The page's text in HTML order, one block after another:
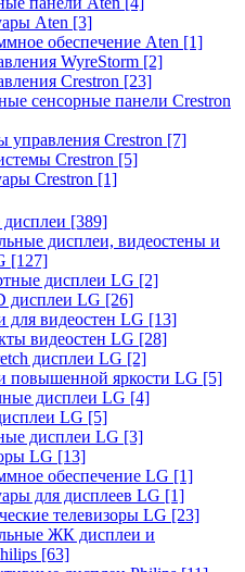
Aten [3]
обеспечение Aten [1]
WyreStorm [2]
Crestron [23]
сенсорные панели Crestron
управления Crestron [7]
Crestron [5]
Crestron [1]
[389]
дисплеи, видеостены и
[127]
дисплеи LG [2]
дисплеи LG [26]
для видеостен LG [13]
видеостен LG [28]
дисплеи LG [2]
повышенной яркости LG [5]
дисплеи LG [4]
LG [5]
дисплеи LG [3]
LG [13]
обеспечение LG [1]
для дисплеев LG [1]
телевизоры LG [23]
ЖК дисплеи и
[63]